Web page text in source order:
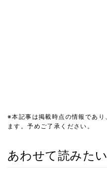
※本記事は掲載時点の情報であり
ます。予めご了承ください。
あわせて読みたい